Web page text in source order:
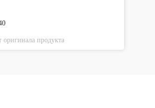
оригинала продукта